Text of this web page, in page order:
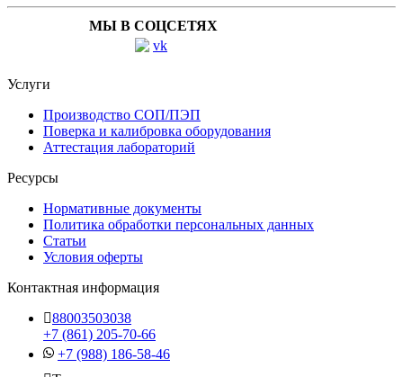
МЫ В СОЦСЕТЯХ
Услуги
Производство СОП/ПЭП
Поверка и калибровка оборудования
Аттестация лабораторий
Ресурсы
Нормативные документы
Политика обработки персональных данных
Статьи
Условия оферты
Контактная информация
88003503038
+7 (861) 205-70-66
+7 (988) 186-58-46